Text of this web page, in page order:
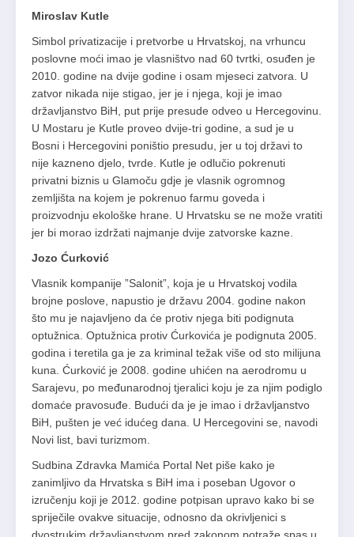
Miroslav Kutle
Simbol privatizacije i pretvorbe u Hrvatskoj, na vrhuncu
poslovne moći imao je vlasništvo nad 60 tvrtki, osuđen je
2010. godine na dvije godine i osam mjeseci zatvora. U
zatvor nikada nije stigao, jer je i njega, koji je imao
državljanstvo BiH, put prije presude odveo u Hercegovinu.
U Mostaru je Kutle proveo dvije-tri godine, a sud je u
Bosni i Hercegovini poništio presudu, jer u toj državi to
nije kazneno djelo, tvrde. Kutle je odlučio pokrenuti
privatni biznis u Glamoču gdje je vlasnik ogromnog
zemljišta na kojem je pokrenuo farmu goveda i
proizvodnju ekološke hrane. U Hrvatsku se ne može vratiti
jer bi morao izdržati najmanje dvije zatvorske kazne.
Jozo Ćurković
Vlasnik kompanije ”Salonit”, koja je u Hrvatskoj vodila
brojne poslove, napustio je državu 2004. godine nakon
što mu je najavljeno da će protiv njega biti podignuta
optužnica. Optužnica protiv Ćurkovića je podignuta 2005.
godina i teretila ga je za kriminal težak više od sto milijuna
kuna. Ćurković je 2008. godine uhićen na aerodromu u
Sarajevu, po međunarodnoj tjeralici koju je za njim podiglo
domaće pravosuđe. Budući da je je imao i državljanstvo
BiH, pušten je već idućeg dana. U Hercegovini se, navodi
Novi list, bavi turizmom.
Sudbina Zdravka Mamića Portal Net piše kako je
zanimljivo da Hrvatska s BiH ima i poseban Ugovor o
izručenju koji je 2012. godine potpisan upravo kako bi se
spriječile ovakve situacije, odnosno da okrivljenici s